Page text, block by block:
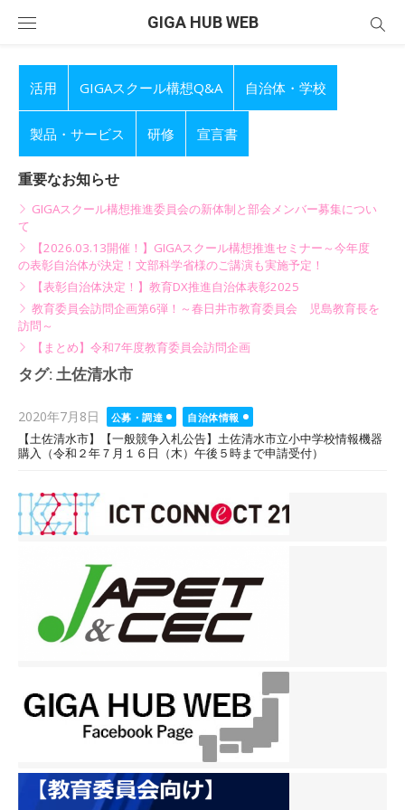
GIGA HUB WEB
活用 GIGAスクール構想Q&A 自治体・学校
製品・サービス 研修 宣言書
重要なお知らせ
GIGAスクール構想推進委員会の新体制と部会メンバー募集につい
て
【2026.03.13開催！】GIGAスクール構想推進セミナー～今年度
の表彰自治体が決定！文部科学省様のご講演も実施予定！
【表彰自治体決定！】教育DX推進自治体表彰2025
教育委員会訪問企画第6弾！～春日井市教育委員会 児島教育長を
訪問～
【まとめ】令和7年度教育委員会訪問企画
タグ: 土佐清水市
Posted
on
2020年7月8日 公募・調達
自治体情報
【土佐清水市】【一般競争入札公告】土佐清水市立小中学校情報機器
購入（令和２年７月１６日（木）午後５時まで申請受付）